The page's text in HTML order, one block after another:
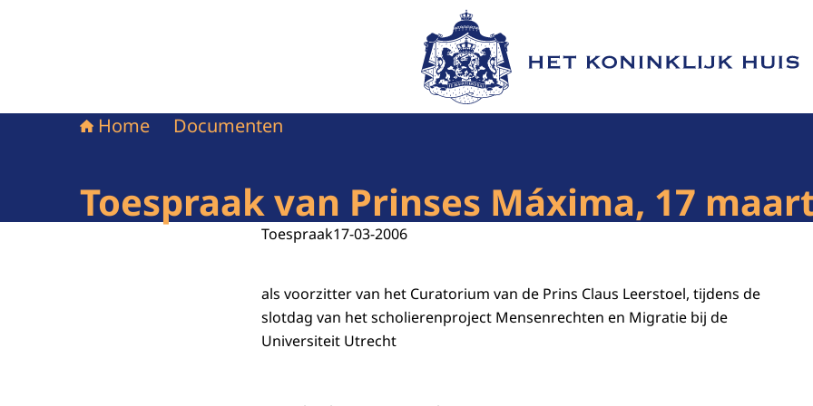
Naar de homepage van Het Koninklijk Huis
Home Documenten
Toespraak van Prinses Máxima, 17
Toespraak17-03-2006
als voorzitter van het Curatorium van de Prins Claus Leerstoel, tijdens de
slotdag van het scholierenproject Mensenrechten en Migratie bij de
Universiteit Utrecht